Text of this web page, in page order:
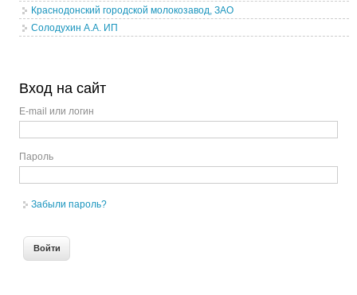
Краснодонский городской молокозавод, ЗАО
Солодухин А.А. ИП
Вход на сайт
E-mail или логин
Пароль
Забыли пароль?